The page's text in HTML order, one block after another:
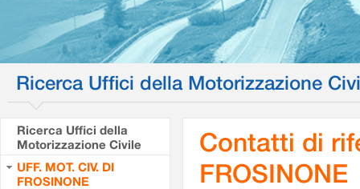
Ricerca Uffici della Motorizzazione
Ricerca Uffici della
Motorizzazione Civile
UFF. MOT. CIV. DI
FROSINONE
Contatti di
FROSINONE